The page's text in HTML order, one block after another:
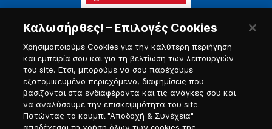
Πύλη Ναυτικού
Καλωσήρθες! – Επιλογές Cookies
Χρησιμοποιούμε Cookies για την καλύτερη περιήγηση
και εμπειρία σου και για τη βελτίωση των λειτουργιών
του site. Έτσι, μπορούμε να σου παρέχουμε
εξατομικευμένο περιεχόμενο, διαφημίσεις που
βασίζονται στα ενδιαφέροντα και τις ανάγκες σου και
να αναλύσουμε την επισκεψιμότητα του site.
Πατώντας το κουμπί "Αποδοχή & Συνέχεια"